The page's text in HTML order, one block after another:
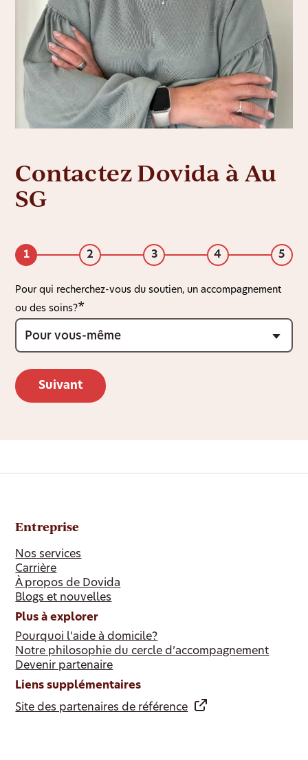
Contactez Dovida à Au
SG
1 2 3 4 5
Pour qui recherchez-vous du soutien, un accompagnement
ou des soins?
Entreprise
Nos services
Carrière
À propos de Dovida
Blogs et nouvelles
Plus à explorer
Pourquoi l’aide à domicile?
Notre philosophie du cercle d’accompagnement
Devenir partenaire
Liens supplémentaires
Site des partenaires de référence